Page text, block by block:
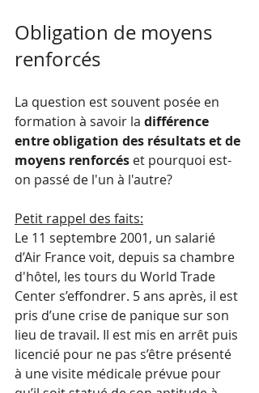
Obligation de moyens
renforcés
La question est souvent posée en
formation à savoir la différence
entre obligation des résultats et de
moyens renforcés et pourquoi est-
on passé de l'un à l'autre?
Petit rappel des faits:
Le 11 septembre 2001, un salarié
d’Air France voit, depuis sa chambre
d'hôtel, les tours du World Trade
Center s’effondrer. 5 ans après, il est
pris d’une crise de panique sur son
lieu de travail. Il est mis en arrêt puis
licencié pour ne pas s’être présenté
à une visite médicale prévue pour